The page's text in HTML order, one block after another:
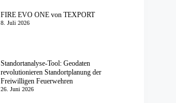
FIRE EVO ONE von TEXPORT
8. Juli 2026
Standortanalyse-Tool: Geodaten
revolutionieren Standortplanung der
Freiwilligen Feuerwehren
26. Juni 2026